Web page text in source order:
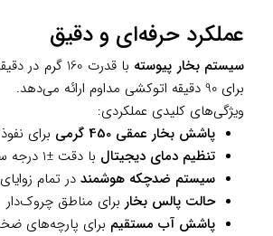
عملکرد حرفه‌ای و دقیق
سیستم بخار پیوسته با قدرت 160 گرم در دقیقه، قادر است چین‌وچروک‌های عمیق را در کمترین زمان از بین ببرد.
برای 90 دقیقه اتوکشی مداوم ارائه می‌دهد.
ویژگی‌های کلیدی عملکردی:
پاشش بخار عمقی 450 گرمی
برای
تنظیم دمای دیجیتال با دقت ±1 درجه سانتی‌گراد
سیستم ضدچکه هوشمند در تمام
حالت پالس بخار برای مناطق چروک‌دار
پاشش آب مستقیم برای پارچه‌های